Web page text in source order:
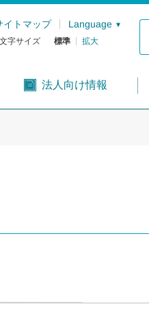
イトマップ Language
文字サイズ 標準 拡大
法人向け情報